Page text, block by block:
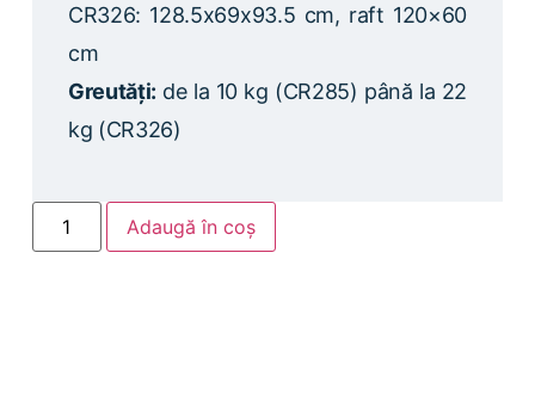
CR326: 128.5x69x93.5 cm, raft 120×60
cm
Greutăți: de la 10 kg (CR285) până la 22
kg (CR326)
Adaugă în coș